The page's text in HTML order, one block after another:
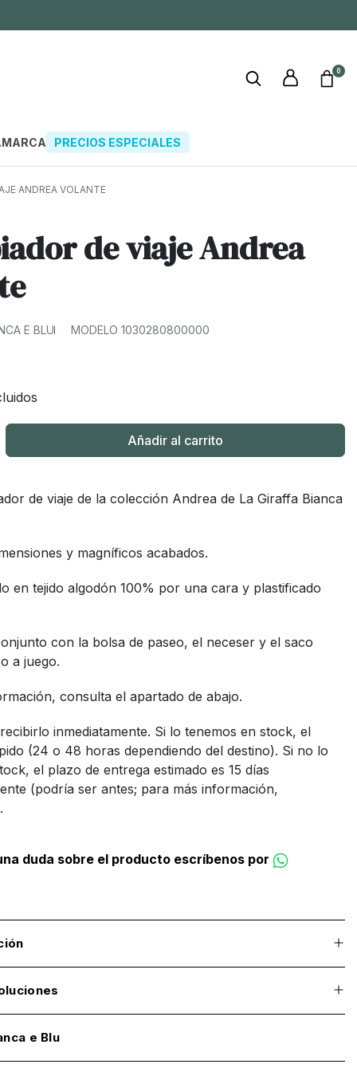
0
MARCAS PRECIOS ESPECIALES
ANDREA VOLANTE
de viaje Andrea
E BLU MODELO 1030280800000
Añadir al carrito
de viaje de la colección Andrea de La Giraffa Bianca
y magníficos acabados.
en tejido algodón 100% por una cara y plastificado
con la bolsa de paseo, el neceser y el saco
a juego.
consulta el apartado de abajo.
inmediatamente. Si lo tenemos en stock, el
(24 o 48 horas dependiendo del destino). Si no lo
el plazo de entrega estimado es 15 días
(podría ser antes; para más información,
duda sobre el producto escríbenos por
e Blu